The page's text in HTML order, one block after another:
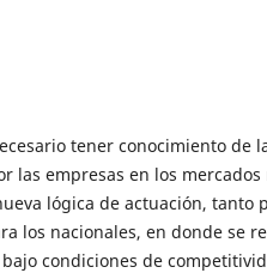
tener conocimiento de
las empresas en los
lógica de actuación, tanto
los nacionales, en donde se
condiciones de